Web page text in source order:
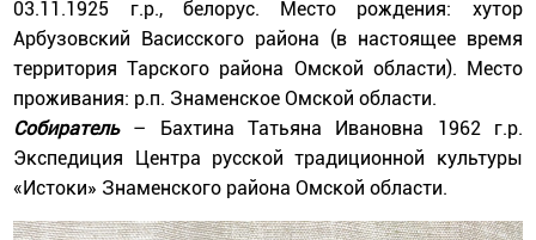
03.11.1925 г.р., белорус. Место рождения: хутор
Арбузовский Васисского района (в настоящее время
территория Тарского района Омской области). Место
проживания: р.п. Знаменское Омской области.
Собиратель– Бахтина Татьяна Ивановна 1962 г.р.
Экспедиция Центра русской традиционной культуры
«Истоки» Знаменского района Омской области.